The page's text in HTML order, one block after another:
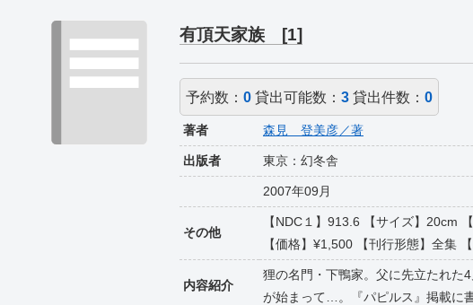
有頂天家族 [1]
予約数：0 貸出可能数：3 貸出件数：0
著者 森見 登美彦／著
出版者 東京：幻冬舎
2007年09月
その他
【NDC１】913.6 【サイズ】20cm
【価格】¥1,500 【刊行形態】全集
内容紹介
狸の名門・下鴨家。父に先立たれた
が始まって…。『パピルス』掲載に